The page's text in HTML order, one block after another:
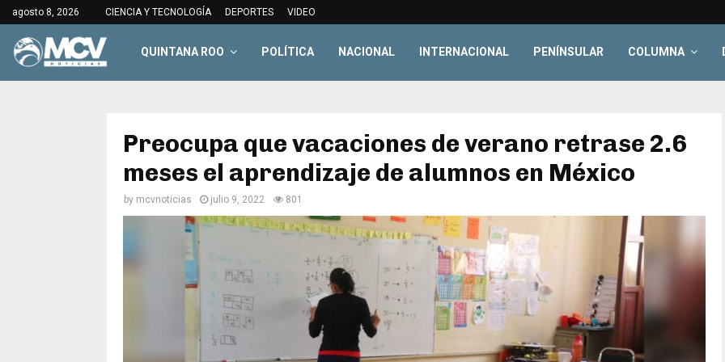
agosto 8, 2026 CIENCIA Y TECNOLOGÍA DEPORTES VIDEO
QUINTANA ROO POLÍTICA NACIONAL INTERNACIONAL PENÍNSULAR COLUMNA
Preocupa que vacaciones de verano retrase 2.6
meses el aprendizaje de alumnos en México
by mcvnoticias julio 9, 2022 801